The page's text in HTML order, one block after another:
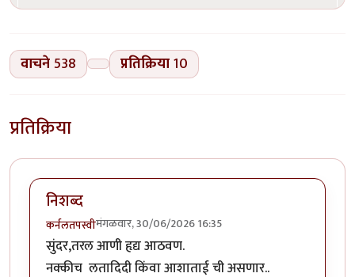
वाचने538 प्रतिक्रिया10
प्रतिक्रिया
निशब्द
कर्नलतपस्वीमंगळवार, 30/06/2026 16:35
सुंदर,तरल आणी हृद्य आठवण.
नक्कीच लतादिदी किंवा आशाताई ची असणार..